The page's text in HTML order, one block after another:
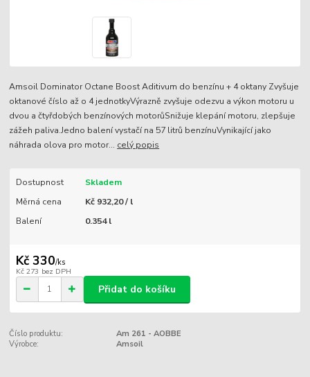
Amsoil Dominator Octane Boost Aditivum do benzínu + 4 oktany Zvyšuje
oktanové číslo až o 4 jednotkyVýrazně zvyšuje odezvu a výkon motoru u
dvou a čtyřdobých benzínových motorůSnižuje klepání motoru, zlepšuje
zážeh paliva.Jedno balení vystačí na 57 litrů benzínuVynikající jako
náhrada olova pro motor... celý popis
Dostupnost
Skladem
Měrná cena
Kč 932,20 / l
Balení
0.354 l
Kč 330/ks
Kč 273 bez DPH
Přidat do košíku
Číslo produktu:
Am 261 - AOBBE
Výrobce:
Amsoil